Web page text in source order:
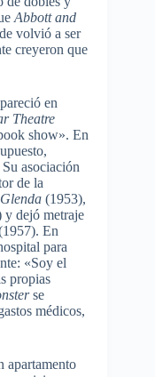
Abbott and
volvió a ser
creyeron que
en
Theatre
show». En
asociación
de la
(1953),
dejó metraje
En
para
«Soy el
propias
se
médicos,